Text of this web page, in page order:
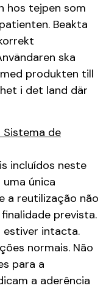
hos tejpen som
Beakta
ska
produkten till
i det land där
de
incluídos neste
única
a reutilização não
prevista.
estiver intacta.
normais. Não
para a
a aderência